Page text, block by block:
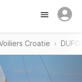
Croatie